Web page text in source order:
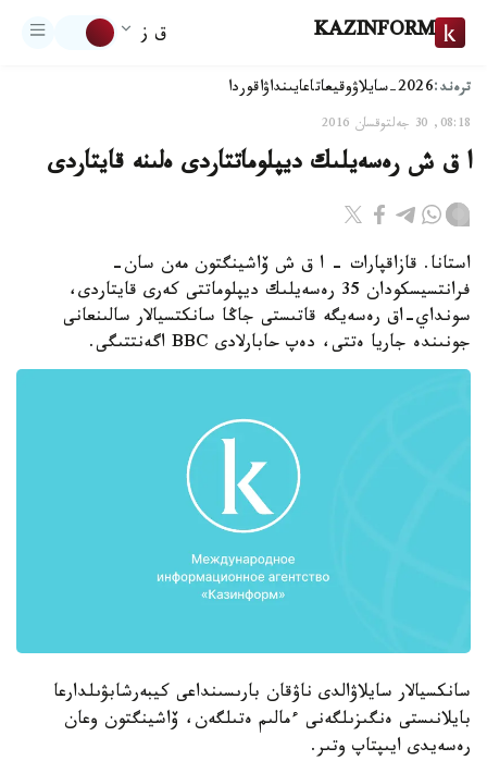
KAZINFORM ق ز
ترەند:2026-سايلاۋ وقيعاتاعايىنداۋاقوردا
08:18, 30 جەلتوقسان 2016
ا ق ش رەسەيلىك ديپلوماتتاردى ەلىنە قايتاردى
استانا. قازاقپارات - ا ق ش ۆاشينگتون مەن سان-
فرانتسيسكودان 35 رەسەيلىك ديپلوماتتى كەرى قايتاردى،
سونداي-اق رەسەيگە قاتىستى جاڭا سانكتسيالار سالىنعانى
جونىندە جاريا ەتتى، دەپ حابارلادى BBC اگەنتتىگى.
سانكسيالار سايلاۋالدى ناۋقان بارىسىنداعى كيبەرشابۋىلدارعا
بايلانىستى ەنگىزىلگەنى ءمالىم ەتىلگەن، ۆاشينگتون وعان
رەسەيدى ايىپتاپ وتىر.